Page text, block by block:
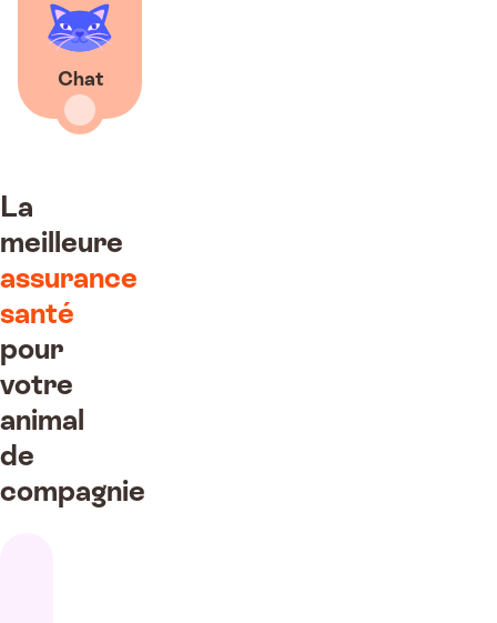
Chat
La
meilleure
assurance
santé
pour
votre
animal
de
compagnie